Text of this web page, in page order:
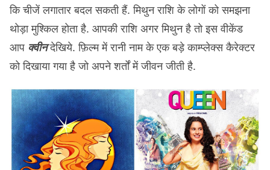
कि चीजें लगातार बदल सकती हैं. मिथुन राशि के लोगों को समझना
थोड़ा मुश्किल होता है. आपकी राशि अगर मिथुन है तो इस वीकेंड
आप क्वीनदेखिये. फ़िल्म में रानी नाम के एक बड़े काम्प्लेक्स कैरेक्टर
को दिखाया गया है जो अपने शर्तों में जीवन जीती है.